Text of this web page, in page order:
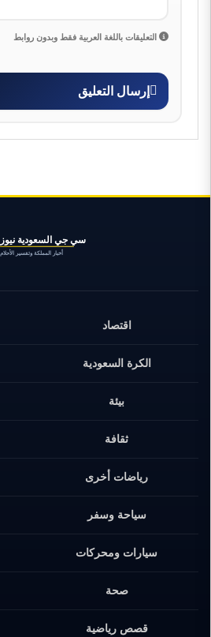
التعليقات باللغة العربية فقط وبدون روابط
إرسال التعليق
اقتصاد
الكرة السعودية
بيئة
ثقافة
رياضات أخرى
سياحة وسفر
سيارات ومحركات
صحة
قصص رياضية